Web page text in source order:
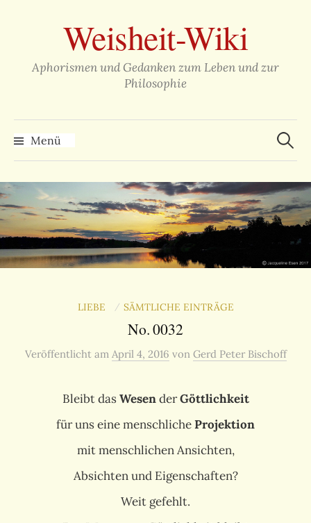
überspringenWeisheit-Wiki
Aphorismen und Gedanken zum Leben und zur
Philosophie
Menü
Suchen
nach:
LIEBE / SÄMTLICHE EINTRÄGE
No. 0032
Veröffentlicht am April 4, 2016 von Gerd Peter Bischoff
Bleibt dasWesenderGöttlichkeit
für uns eine menschlicheProjektion
mit menschlichen Ansichten,
Absichten und Eigenschaften?
Weit gefehlt.